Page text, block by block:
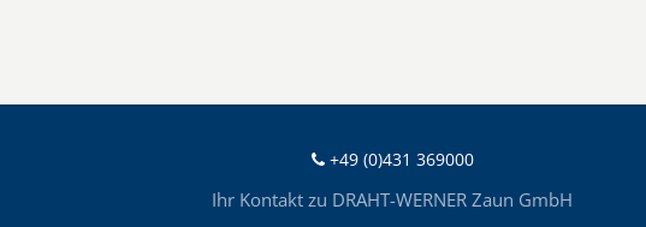
+49 (0)431 369000
Ihr Kontakt zu DRAHT-WERNER Zaun GmbH